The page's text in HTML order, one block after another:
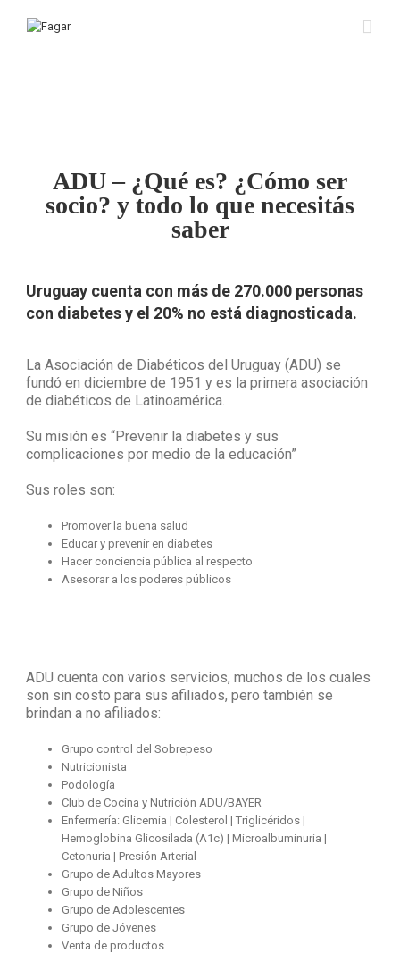
ADU – ¿Qué es? ¿Cómo ser
socio? y todo lo que necesitás
saber
Uruguay cuenta con más de 270.000 personas
con diabetes y el 20% no está diagnosticada.
La Asociación de Diabéticos del Uruguay (ADU) se
fundó en diciembre de 1951 y es la primera asociación
de diabéticos de Latinoamérica.
Su misión es “Prevenir la diabetes y sus
complicaciones por medio de la educación”
Sus roles son:
Promover la buena salud
Educar y prevenir en diabetes
Hacer conciencia pública al respecto
Asesorar a los poderes públicos
ADU cuenta con varios servicios, muchos de los cuales
son sin costo para sus afiliados, pero también se
brindan a no afiliados:
Grupo control del Sobrepeso
Nutricionista
Podología
Club de Cocina y Nutrición ADU/BAYER
Enfermería: Glicemia | Colesterol | Triglicéridos |
Hemoglobina Glicosilada (A1c) | Microalbuminuria |
Cetonuria | Presión Arterial
Grupo de Adultos Mayores
Grupo de Niños
Grupo de Adolescentes
Grupo de Jóvenes
Venta de productos